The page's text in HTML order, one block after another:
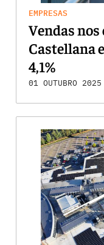
EMPRESAS
Vendas
Castellana
4,1%
01 OUTUBRO 2025